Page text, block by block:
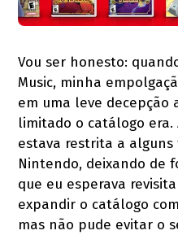
Vou ser honesto:
Music, minha
em uma leve decepção
limitado o catálogo era.
estava restrita a
Nintendo, deixando de
que eu esperava
expandir o catálogo
mas não pude evitar o